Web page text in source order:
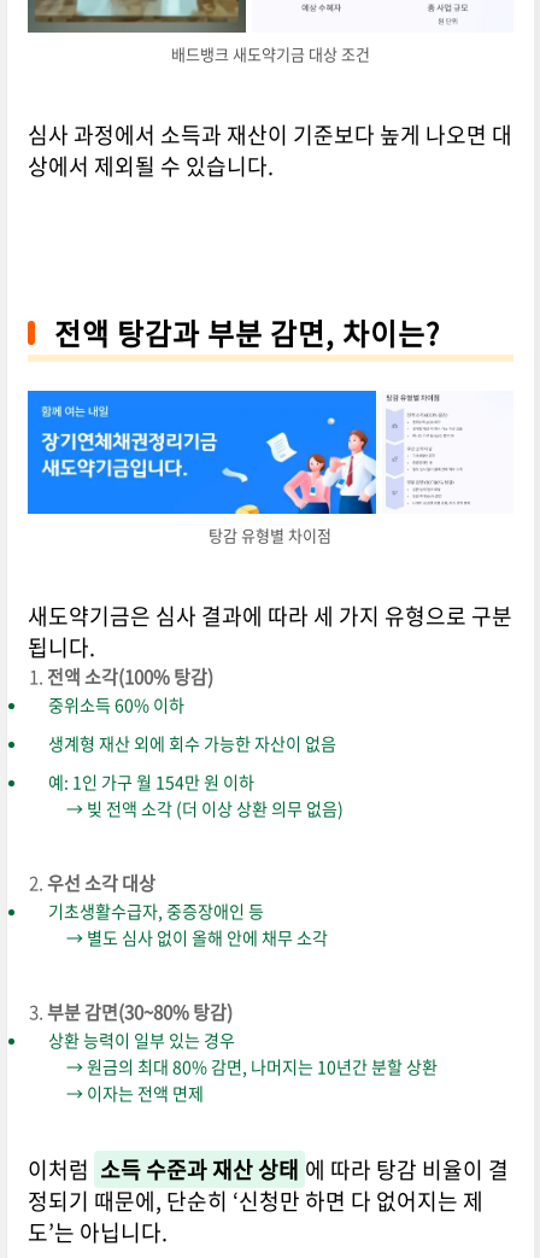
배드뱅크 새도약기금 대상 조건
심사 과정에서 소득과 재산이 기준보다 높게 나오면 대
상에서 제외될 수 있습니다.
전액 탕감과 부분 감면, 차이는?
탕감 유형별 차이점
새도약기금은 심사 결과에 따라 세 가지 유형으로 구분
됩니다.
전액 소각(100% 탕감)
중위소득 60% 이하
생계형 재산 외에 회수 가능한 자산이 없음
예: 1인 가구 월 154만 원 이하
→ 빚 전액 소각 (더 이상 상환 의무 없음)
우선 소각 대상
기초생활수급자, 중증장애인 등
→ 별도 심사 없이 올해 안에 채무 소각
부분 감면(30~80% 탕감)
상환 능력이 일부 있는 경우
→ 원금의 최대 80% 감면, 나머지는 10년간 분할 상환
→ 이자는 전액 면제
이처럼 소득 수준과 재산 상태 에 따라 탕감 비율이 결
정되기 때문에, 단순히 ‘신청만 하면 다 없어지는 제
도’는 아닙니다.